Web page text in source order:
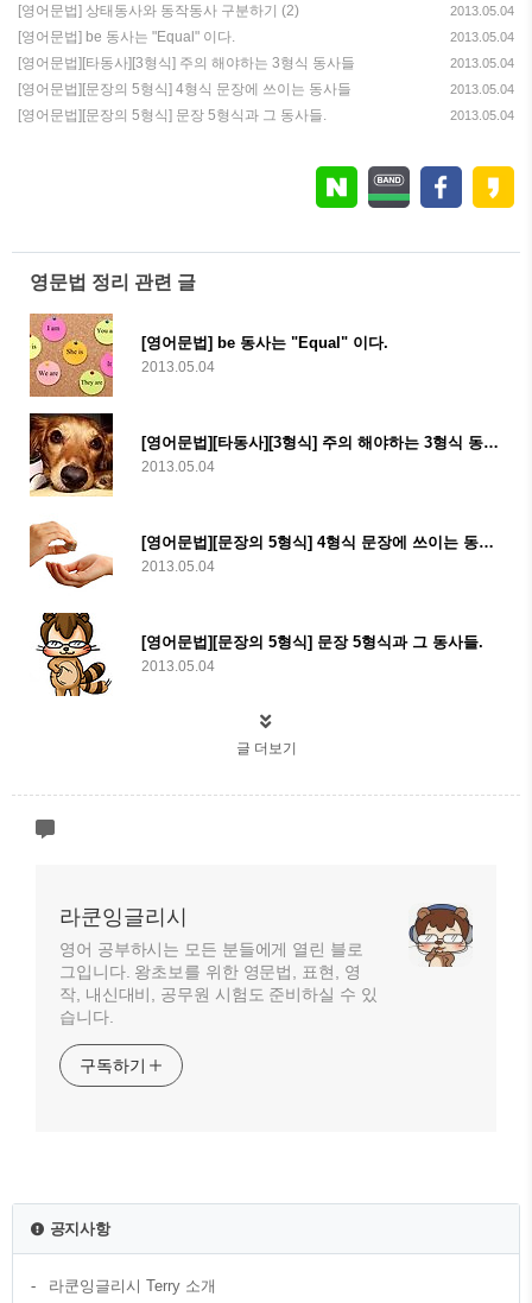
[영어문법] 상태동사와 동작동사 구분하기 (2) 2013.05.04
[영어문법] be 동사는 "Equal" 이다. 2013.05.04
[영어문법][타동사][3형식] 주의 해야하는 3형식 동사들 2013.05.04
[영어문법][문장의 5형식] 4형식 문장에 쓰이는 동사들 2013.05.04
[영어문법][문장의 5형식] 문장 5형식과 그 동사들. 2013.05.04
영문법 정리 관련 글
[영어문법] be 동사는 "Equal" 이다.
2013.05.04
[영어문법][타동사][3형식] 주의 해야하는 3형식 동사들
2013.05.04
[영어문법][문장의 5형식] 4형식 문장에 쓰이는 동사들
2013.05.04
[영어문법][문장의 5형식] 문장 5형식과 그 동사들.
2013.05.04
글 더보기
라쿤잉글리시
영어 공부하시는 모든 분들에게 열린 블로
그입니다. 왕초보를 위한 영문법, 표현, 영
작, 내신대비, 공무원 시험도 준비하실 수 있
습니다.
구독하기
공지사항
라쿤잉글리시 Terry 소개